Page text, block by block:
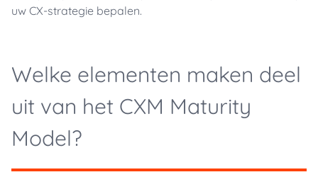
uw CX-strategie bepalen.
Welke elementen maken deel
uit van het CXM Maturity
Model?